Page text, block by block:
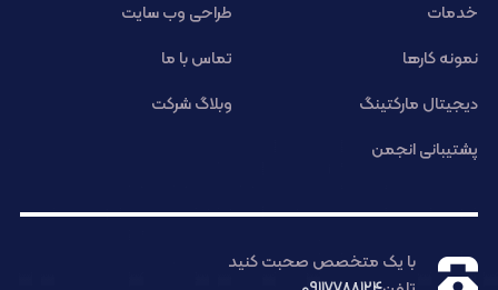
خدمات
طراحی وب سایت
نمونه کارها
تماس با ما
دیجیتال مارکتینگ
وبلاگ شرکت
پشتیبانی انجمن
با یک متخصص صحبت کنید